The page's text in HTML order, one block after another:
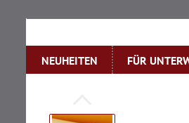
NEUHEITEN FÜR
» SECRID Geldbörse